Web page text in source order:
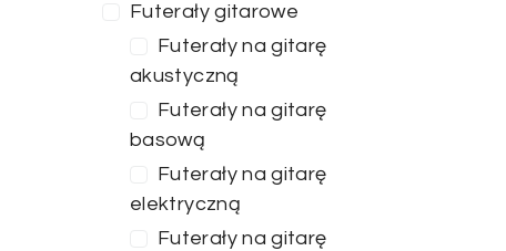
Futerały gitarowe
Futerały na gitarę
akustyczną
Futerały na gitarę
basową
Futerały na gitarę
elektryczną
Futerały na gitarę